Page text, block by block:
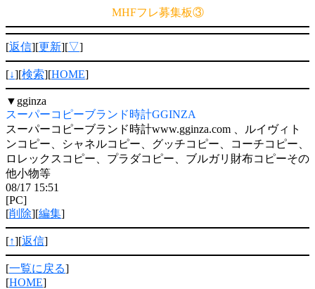
MHFフレ募集板③
[返信][更新][▽]
[↓][検索][HOME]
▼ gginza
スーパーコピーブランド時計GGINZA
スーパーコピーブランド時計www.gginza.com 、ルイヴィト
ンコピー、シャネルコピー、グッチコピー、コーチコピー、
ロレックスコピー、プラダコピー、ブルガリ財布コピーその
他小物等
08/17 15:51
[PC]
[削除][編集]
[↑][返信]
[一覧に戻る]
[HOME]